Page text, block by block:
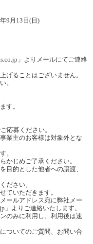
9月13日(日)
」よりメールにてご連絡
ることはございません。
。
す。
応募ください。
業主のお客様は対象外とな
。
かじめご了承ください。
目的とした他者への譲渡、
ださい。
ていただきます。
ールアドレス宛に弊社メー
」よりご連絡いたします。
のみに利用し、利用後は速
ついてのご質問、お問い合